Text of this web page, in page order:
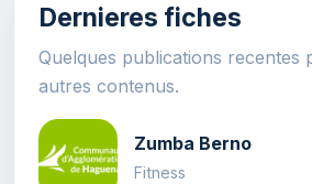
Dernieres fiches
Quelques publications recentes
autres contenus.
Zumba Berno
Fitness